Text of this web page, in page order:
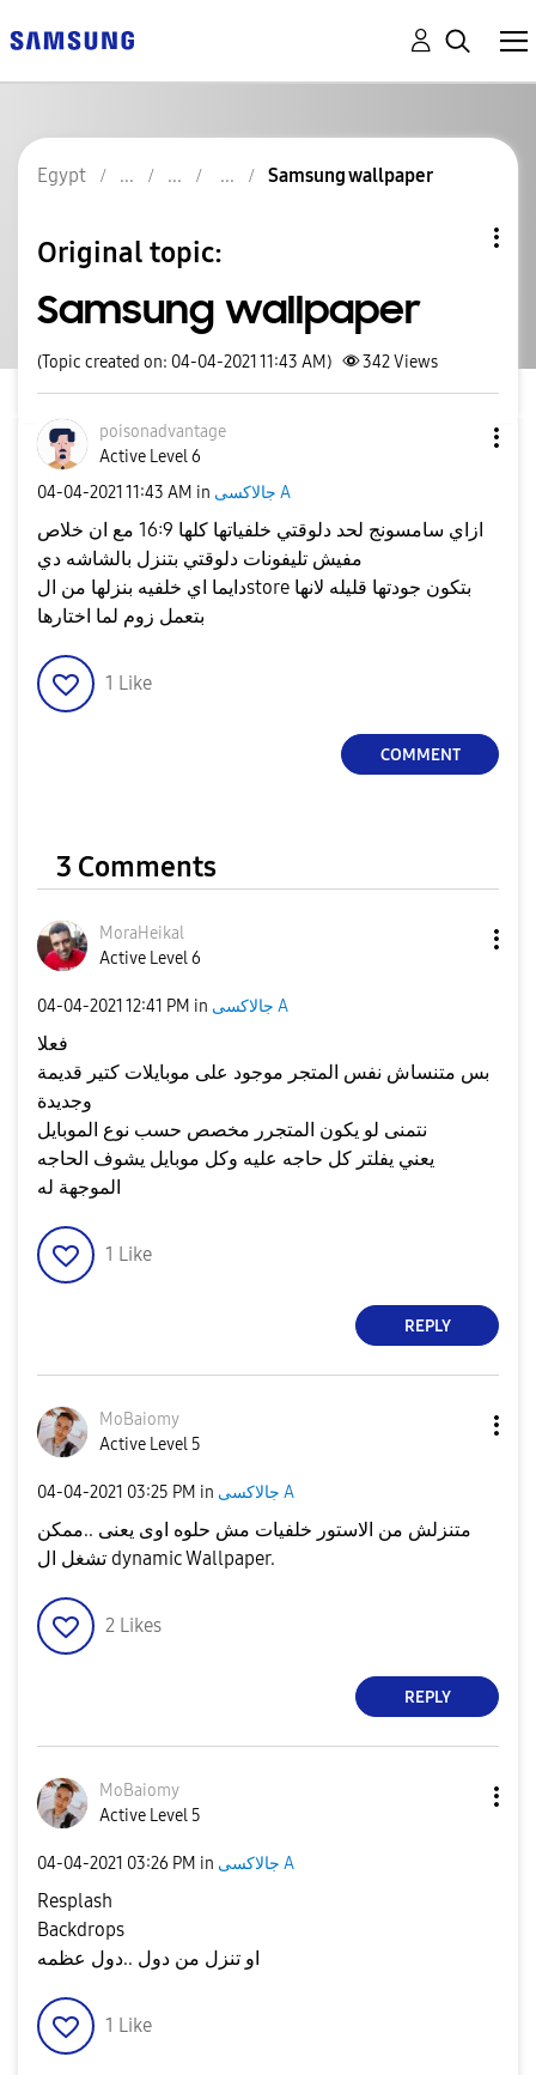
Egypt Samsung wallpaper
Original topic:
Samsung wallpaper
(Topic created on: 04-04-2021 11:43 AM) 342Views
poisonadvantage
Active Level 6
‎04-04-2021 11:43 AM in جالاكسى A
ازاي سامسونج لحد دلوقتي خلفياتها كلها 16:9 مع ان خلاص
دايما اي خلفيه بنزلها من الstore بتكون جودتها قليله لانها
بتعمل زوم لما اختارها
1 Like
COMMENT
3 Comments
MoraHeikal
Active Level 6
‎04-04-2021 12:41 PM in جالاكسى A
فعلا
بس متنساش نفس المتجر موجود على موبايلات كتير قديمة
وجديدة
نتمنى لو يكون المتجرر مخصص حسب نوع الموبايل
يعني يفلتر كل حاجه عليه وكل موبايل يشوف الحاجه
الموجهة له
1 Like
REPLY
MoBaiomy
Active Level 5
‎04-04-2021 03:25 PM in جالاكسى A
متنزلش من الاستور خلفيات مش حلوه اوى يعنى ..ممكن
تشغل ال dynamic Wallpaper.
2 Likes
REPLY
MoBaiomy
Active Level 5
‎04-04-2021 03:26 PM in جالاكسى A
Resplash
Backdrops
او تنزل من دول ..دول عظمه
1 Like